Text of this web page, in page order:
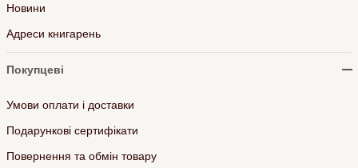
Новини
Адреси книгарень
Покупцеві
Умови оплати і доставки
Подарункові сертифікати
Повернення та обмін товару